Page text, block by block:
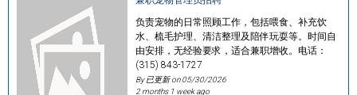
负责宠物的日常照顾工作，包括喂食、补充饮
水、梳毛护理、清洁整理及陪伴玩耍等。时间自
由安排，无经验要求，适合兼职增收。电话：
(315) 843-1727
By 已更新 on05/30/2026
2 months 1 week ago